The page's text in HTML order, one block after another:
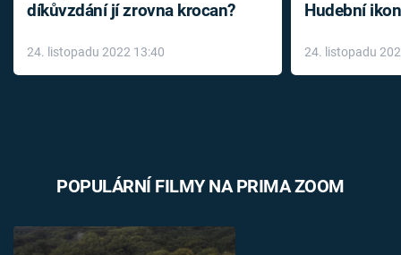
díkůvzdání jí zrovna krocan?
24. listopadu 2022 13:40
Hudební
léky
24. listopadu
POPULÁRNÍ FILMY NA PRIMA ZOOM